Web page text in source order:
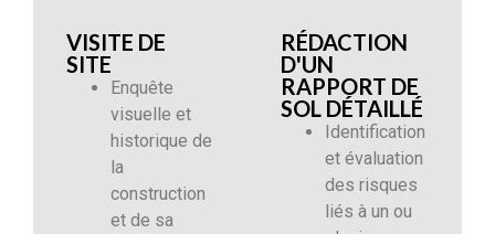
VISITE DE
SITE
Enquête
visuelle et
historique de
la
construction
et de sa
RÉDACTION
D'UN
RAPPORT DE
SOL DÉTAILLÉ
Identification
et évaluation
des risques
liés à un ou